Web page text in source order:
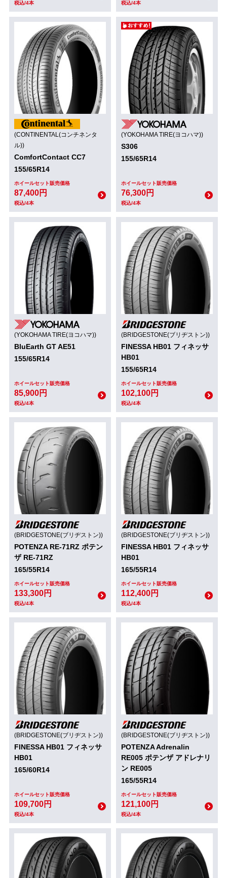
税込/4本 税込/4本
(CONTINENTAL(コンチネンタ
ル))
ComfortContact CC7
155/65R14
ホイールセット販売価格
87,400円
税込/4本
(YOKOHAMA TIRE(ヨコハマ))
S306
155/65R14
ホイールセット販売価格
76,300円
税込/4本
(YOKOHAMA TIRE(ヨコハマ))
BluEarth GT AE51
155/65R14
ホイールセット販売価格
85,900円
税込/4本
(BRIDGESTONE(ブリヂストン))
FINESSA HB01 フィネッサ
HB01
155/65R14
ホイールセット販売価格
102,100円
税込/4本
(BRIDGESTONE(ブリヂストン))
POTENZA RE-71RZ ポテン
ザ RE-71RZ
165/55R14
ホイールセット販売価格
133,300円
税込/4本
(BRIDGESTONE(ブリヂストン))
FINESSA HB01 フィネッサ
HB01
165/55R14
ホイールセット販売価格
112,400円
税込/4本
(BRIDGESTONE(ブリヂストン))
FINESSA HB01 フィネッサ
HB01
165/60R14
ホイールセット販売価格
109,700円
税込/4本
(BRIDGESTONE(ブリヂストン))
POTENZA Adrenalin
RE005 ポテンザ アドレナリ
ン RE005
165/55R14
ホイールセット販売価格
121,100円
税込/4本